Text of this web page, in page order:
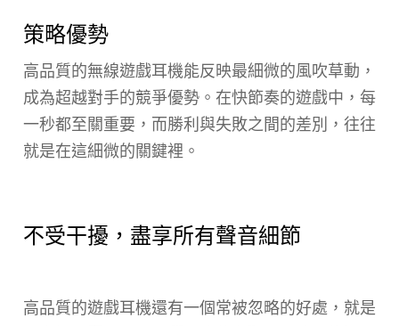
策略優勢
高品質的無線遊戲耳機能反映最細微的風吹草動，
成為超越對手的競爭優勢。在快節奏的遊戲中，每
一秒都至關重要，而勝利與失敗之間的差別，往往
就是在這細微的關鍵裡。
不受干擾，盡享所有聲音細節
高品質的遊戲耳機還有一個常被忽略的好處，就是